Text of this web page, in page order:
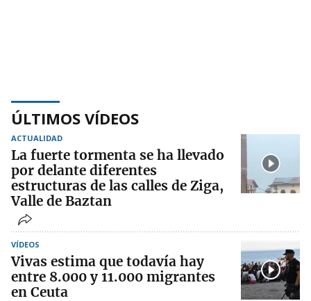
ÚLTIMOS VÍDEOS
ACTUALIDAD
La fuerte tormenta se ha llevado
por delante diferentes
estructuras de las calles de Ziga,
Valle de Baztan
VÍDEOS
Vivas estima que todavía hay
entre 8.000 y 11.000 migrantes
en Ceuta